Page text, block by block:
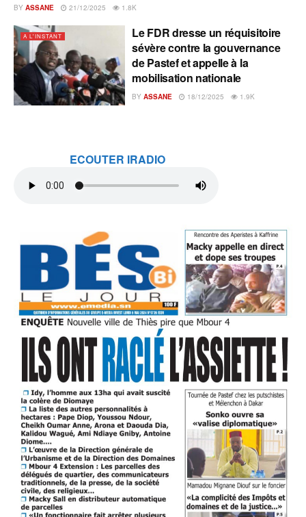
BY ASSANE 21/12/2025 1.8K
A L'INSTANT
Le FDR dresse un réquisitoire
sévère contre la gouvernance
de Pastef et appelle à la
mobilisation nationale
BY ASSANE 18/12/2025 1.9K
ECOUTER IRADIO